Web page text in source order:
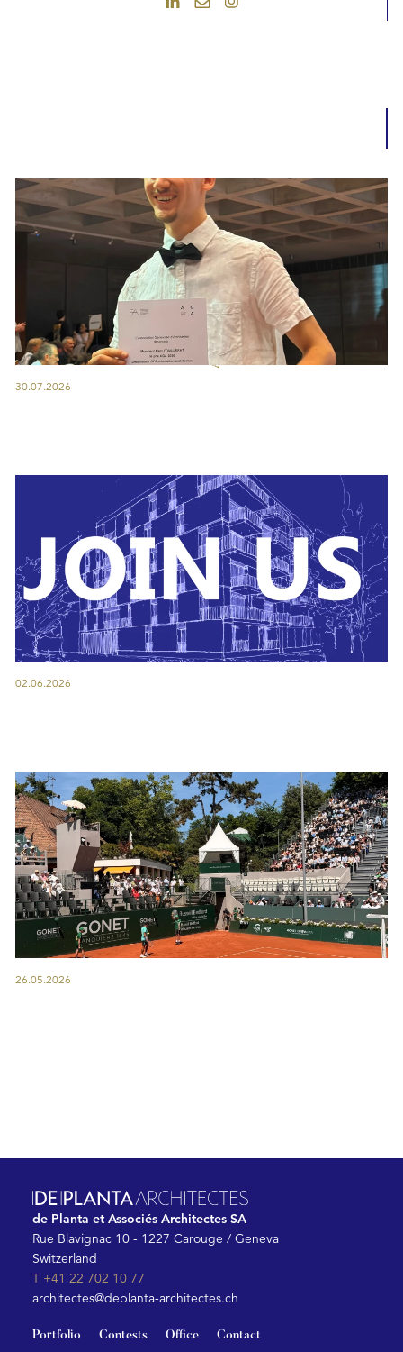
30.07.2026
02.06.2026
26.05.2026
de Planta et Associés Architectes SA
Rue Blavignac 10 - 1227 Carouge / Geneva
Switzerland
T +41 22 702 10 77
architectes@deplanta-architectes.ch
Portfolio Contests Office Contact